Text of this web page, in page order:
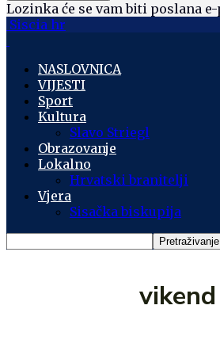
Lozinka će se vam biti poslana
Siscia hr
NASLOVNICA
VIJESTI
Sport
Kultura
Slavo Striegl
Obrazovanje
Lokalno
Hrvatski branitelji
Vjera
Sisačka biskupija
vikend